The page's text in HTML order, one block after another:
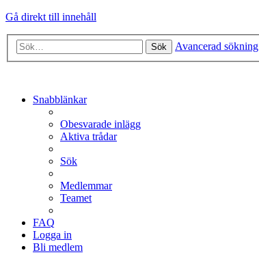
Gå direkt till innehåll
Sök Avancerad sökning
Snabblänkar
Obesvarade inlägg
Aktiva trådar
Sök
Medlemmar
Teamet
FAQ
Logga in
Bli medlem